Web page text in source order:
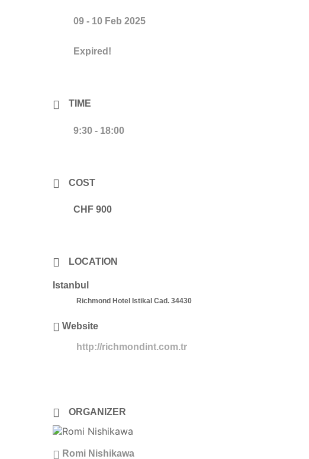
09 - 10 Feb 2025
Expired!
TIME
9:30 - 18:00
COST
CHF 900
LOCATION
Istanbul
Richmond Hotel Istikal Cad. 34430
Website
http://richmondint.com.tr
ORGANIZER
Romi Nishikawa